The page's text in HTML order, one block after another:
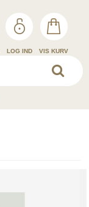
LOG IND VIS KURV